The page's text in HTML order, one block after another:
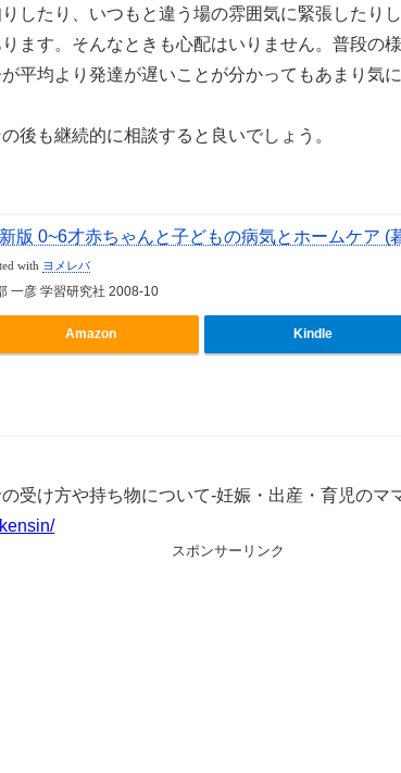
したり、いつもと違う場の雰囲気に緊張したり
ます。そんなときも心配はいりません。普段の
平均より発達が遅いことが分かってもあまり気
後も継続的に相談すると良いでしょう。
版 0~6才赤ちゃんと子どもの病気とホームケア (
with ヨメレバ
一彦 学習研究社 2008-10
Amazon Kindle
受け方や持ち物について-妊娠・出産・育児のマ
スポンサーリンク